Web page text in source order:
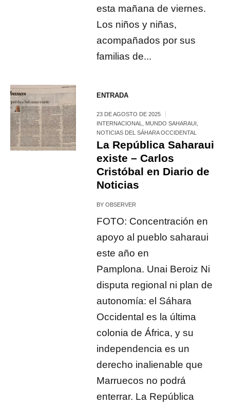
esta mañana de viernes.
Los niños y niñas,
acompañados por sus
familias de...
ENTRADA
23 DE AGOSTO DE 2025
INTERNACIONAL
MUNDO SAHARAUI
NOTICIAS DEL SÁHARA OCCIDENTAL
La República Saharaui
existe – Carlos
Cristóbal en Diario de
Noticias
BYOBSERVER
FOTO: Concentración en
apoyo al pueblo saharaui
este año en
Pamplona. Unai Beroiz Ni
disputa regional ni plan de
autonomía: el Sáhara
Occidental es la última
colonia de África, y su
independencia es un
derecho inalienable que
Marruecos no podrá
enterrar. La República